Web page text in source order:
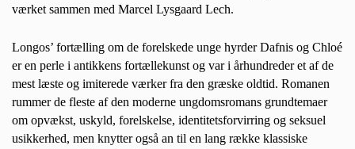
værket sammen med Marcel Lysgaard Lech.
Longos’ fortælling om de forelskede unge hyrder Dafnis og Chloé
er en perle i antikkens fortællekunst og var i århundreder et af de
mest læste og imiterede værker fra den græske oldtid. Romanen
rummer de fleste af den moderne ungdomsromans grundtemaer
om opvækst, uskyld, forelskelse, identitetsforvirring og seksuel
usikkerhed, men knytter også an til en lang række klassiske